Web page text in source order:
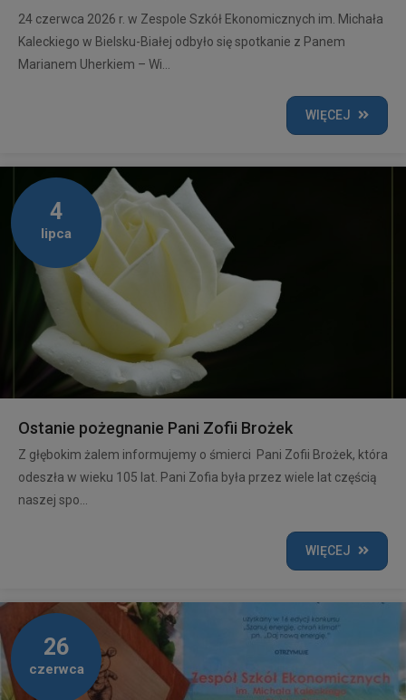
24 czerwca 2026 r. w Zespole Szkół Ekonomicznych im. Michała
Kaleckiego w Bielsku-Białej odbyło się spotkanie z Panem
Marianem Uherkiem – Wi...
WIĘCEJ
4
lipca
Ostanie pożegnanie Pani Zofii Brożek
Z głębokim żalem informujemy o śmierci Pani Zofii Brożek, która
odeszła w wieku 105 lat. Pani Zofia była przez wiele lat częścią
naszej spo...
WIĘCEJ
26
czerwca